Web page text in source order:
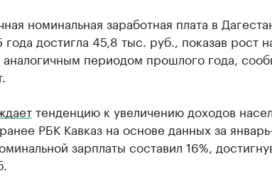
номинальная заработная плата в
года достигла 45,8 тыс. руб., показав рост
периодом прошлого года,
тенденцию к увеличению доходов
РБК Кавказ на основе данных за
зарплаты составил 16%,